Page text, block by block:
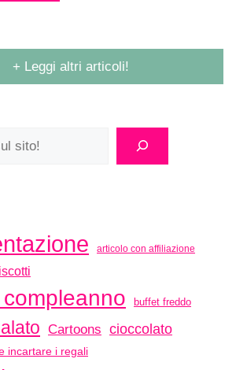
+ Leggi altri articoli!
articolo con affiliazione
buffet freddo
Cartoons cioccolato
incartare i regali